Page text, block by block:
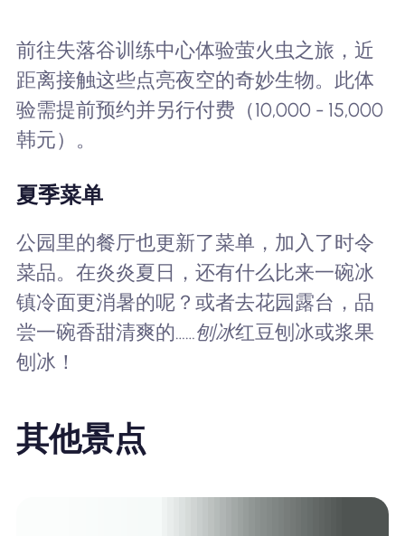
前往失落谷训练中心体验萤火虫之旅，近
距离接触这些点亮夜空的奇妙生物。此体
验需提前预约并另行付费（10,000 - 15,000
韩元）。
夏季菜单
公园里的餐厅也更新了菜单，加入了时令
菜品。在炎炎夏日，还有什么比来一碗冰
镇冷面更消暑的呢？或者去花园露台，品
尝一碗香甜清爽的……刨冰红豆刨冰或浆果
刨冰！
其他景点